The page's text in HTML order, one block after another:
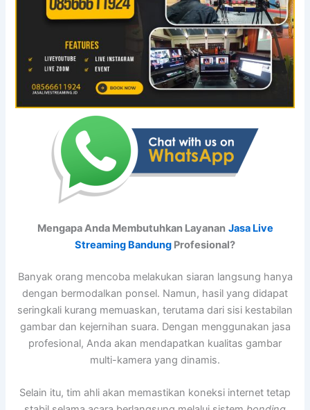
Mengapa Anda Membutuhkan Layanan Jasa Live
Streaming Bandung Profesional?
Banyak orang mencoba melakukan siaran langsung hanya
dengan bermodalkan ponsel. Namun, hasil yang didapat
seringkali kurang memuaskan, terutama dari sisi kestabilan
gambar dan kejernihan suara. Dengan menggunakan jasa
profesional, Anda akan mendapatkan kualitas gambar
multi-kamera yang dinamis.
Selain itu, tim ahli akan memastikan koneksi internet tetap